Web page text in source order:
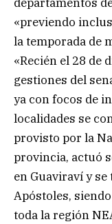
«previendo
la temporada de
«Recién el 28 de
gestiones del
ya con focos de
localidades se
provisto por la
provincia, actuó
en Guaviraví y se
Apóstoles,
toda la región